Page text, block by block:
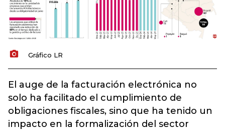
Gráfico LR
El auge de la facturación electrónica no
solo ha facilitado el cumplimiento de
obligaciones fiscales, sino que ha tenido un
impacto en la formalización del sector